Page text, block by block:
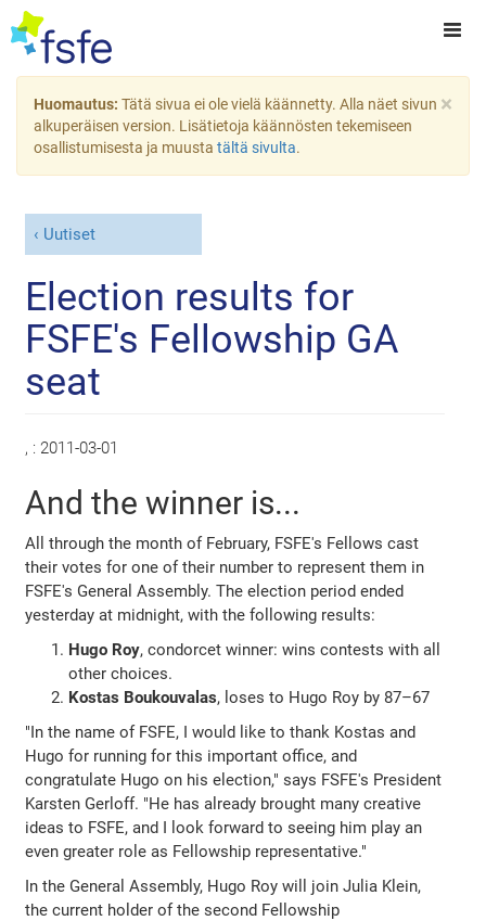
×
Huomautus: Tätä sivua ei ole vielä käännetty. Alla näet sivun
alkuperäisen version. Lisätietoja käännösten tekemiseen
osallistumisesta ja muusta tältä sivulta.
Uutiset
Election results for
FSFE's Fellowship GA
seat
, : 2011-03-01
And the winner is...
All through the month of February, FSFE's Fellows cast
their votes for one of their number to represent them in
FSFE's General Assembly. The election period ended
yesterday at midnight, with the following results:
Hugo Roy, condorcet winner: wins contests with all
other choices.
Kostas Boukouvalas, loses to Hugo Roy by 87–67
"In the name of FSFE, I would like to thank Kostas and
Hugo for running for this important office, and
congratulate Hugo on his election," says FSFE's President
Karsten Gerloff. "He has already brought many creative
ideas to FSFE, and I look forward to seeing him play an
even greater role as Fellowship representative."
In the General Assembly, Hugo Roy will join Julia Klein,
the current holder of the second Fellowship